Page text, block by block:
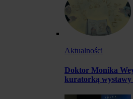
Aktualności
Doktor Monika
kuratorką wystawy